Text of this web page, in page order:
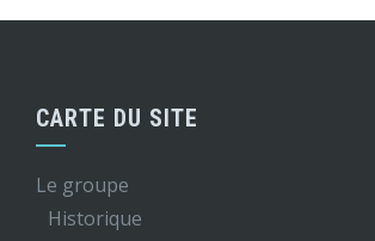
CARTE DU SITE
Le groupe
Historique